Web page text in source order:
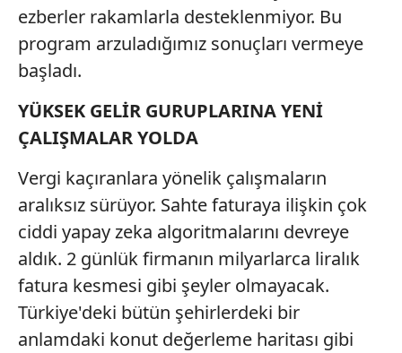
ezberler rakamlarla desteklenmiyor. Bu
program arzuladığımız sonuçları vermeye
başladı.
YÜKSEK GELİR GURUPLARINA YENİ
ÇALIŞMALAR YOLDA
Vergi kaçıranlara yönelik çalışmaların
aralıksız sürüyor. Sahte faturaya ilişkin çok
ciddi yapay zeka algoritmalarını devreye
aldık. 2 günlük firmanın milyarlarca liralık
fatura kesmesi gibi şeyler olmayacak.
Türkiye'deki bütün şehirlerdeki bir
anlamdaki konut değerleme haritası gibi